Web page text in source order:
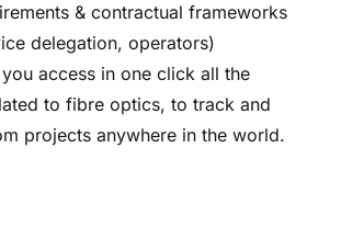
& contractual frameworks
delegation, operators)
access in one click all the
to fibre optics, to track and
projects anywhere in the world.